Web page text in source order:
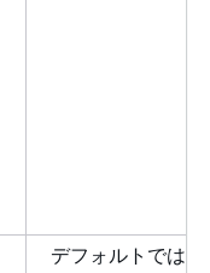
デフォルトでは